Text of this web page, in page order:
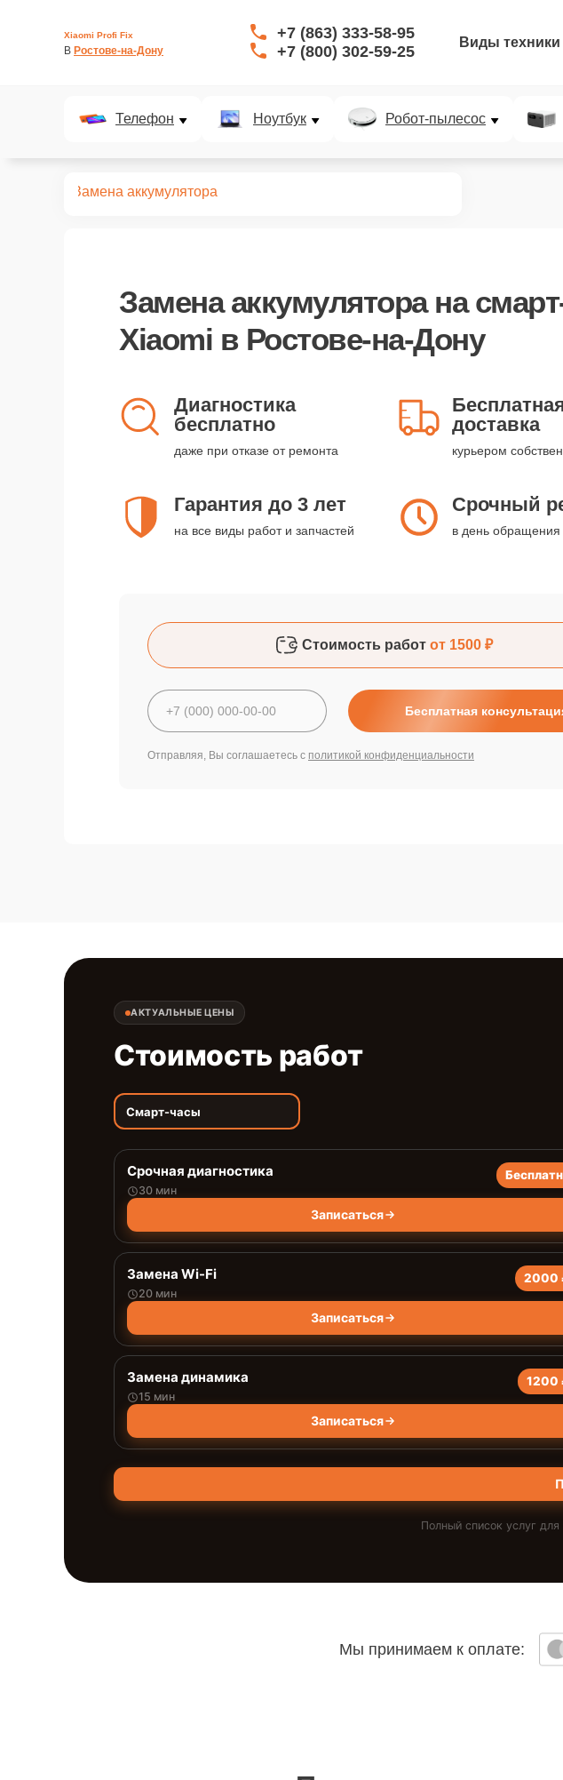
Xiaomi Profi Fix
В Ростове-на-Дону
+7 (863) 333-58-95
+7 (800) 302-59-25
Виды техники
Телефон Ноутбук Робот-пылесос
Замена аккумулятора
Замена аккумуляторана
Xiaomi в Ростове-на-Дону
Диагностика
бесплатно
даже при отказе от ремонта
доставка
курьером
Гарантия до 3 лет
на все виды работ и запчастей
Срочный
в день обращения
Стоимость работ от 1500 ₽
Бесплатная
Отправляя, Вы соглашаетесь с политикой конфиденциальности
АКТУАЛЬНЫЕ ЦЕНЫ
Стоимость работ
Смарт-часы
Срочная диагностика
30 мин
Записаться
Замена Wi-Fi
20 мин
2000
Записаться
Замена динамика
15 мин
1200
Записаться
Полный список услуг для
Мы принимаем к оплате: